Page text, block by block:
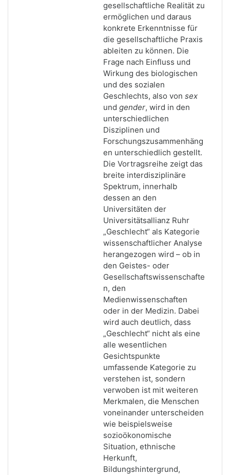
gesellschaftliche Realität zu
ermöglichen und daraus
konkrete Erkenntnisse für
die gesellschaftliche Praxis
ableiten zu können. Die
Frage nach Einfluss und
Wirkung des biologischen
und des sozialen
Geschlechts, also von sex
und gender, wird in den
unterschiedlichen
Disziplinen und
Forschungszusammenhäng
en unterschiedlich gestellt.
Die Vortragsreihe zeigt das
breite interdisziplinäre
Spektrum, innerhalb
dessen an den
Universitäten der
Universitätsallianz Ruhr
„Geschlecht“ als Kategorie
wissenschaftlicher Analyse
herangezogen wird – ob in
den Geistes- oder
Gesellschaftswissenschafte
n, den
Medienwissenschaften
oder in der Medizin. Dabei
wird auch deutlich, dass
„Geschlecht“ nicht als eine
alle wesentlichen
Gesichtspunkte
umfassende Kategorie zu
verstehen ist, sondern
verwoben ist mit weiteren
Merkmalen, die Menschen
voneinander unterscheiden
wie beispielsweise
sozioökonomische
Situation, ethnische
Herkunft,
Bildungshintergrund,